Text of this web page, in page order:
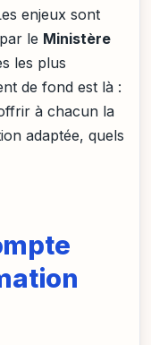
enjeux sont
le Ministère
les plus
de fond est là :
à chacun la
adaptée, quels